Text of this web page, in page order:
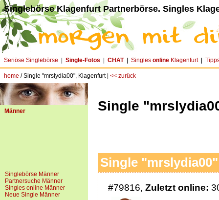
Singlebörse Klagenfurt Partnerbörse. Singles
Seriöse Singlebörse Single-Fotos CHAT| Singles online Klagenfurt|
home / Single "mrslydia00", Klagenfurt | << zurück
Männer
Singlebörse Männer
Partnersuche Männer
Singles online Männer
Neue Single Männer
Single
Single
#79816, Zuletzt online: